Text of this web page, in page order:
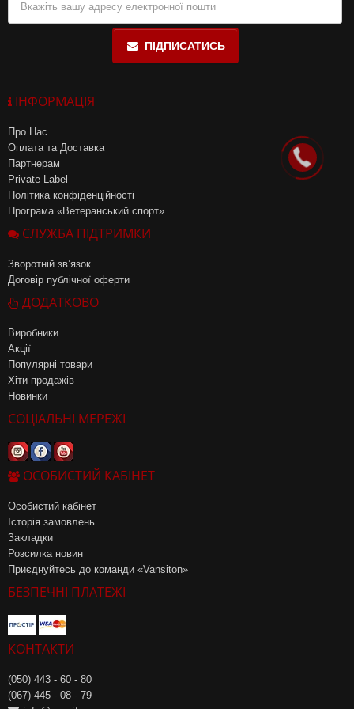
ПІДПИСАТИСЬ
ІНФОРМАЦІЯ
Про Нас
Оплата та Доставка
Партнерам
Private Label
Політика конфіденційності
Програма «Ветеранський спорт»
СЛУЖБА ПІДТРИМКИ
Зворотній зв’язок
Договір публічної оферти
ДОДАТКОВО
Виробники
Акції
Популярні товари
Хіти продажів
Новинки
СОЦІАЛЬНІ МЕРЕЖІ
ОСОБИСТИЙ КАБІНЕТ
Особистий кабінет
Історія замовлень
Закладки
Розсилка новин
Приєднуйтесь до команди «Vansiton»
БЕЗПЕЧНІ ПЛАТЕЖІ
КОНТАКТИ
(050) 443 - 60 - 80
(067) 445 - 08 - 79